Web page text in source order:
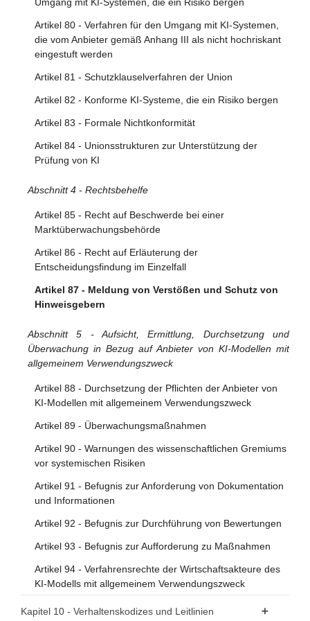
Artikel 25 - Verantwortlichkeiten entlang der KI-
Wertschöpfungskette
Artikel 26 - Pflichten der Betreiber von Hochrisiko-KI-
Systemen
Artikel 27 - Grundrechte-Folgenabschätzung für
Abschnitt 4 - Notifizierende Behörden und notifizierte
Stellen
Notifizierung
Artikel 31 - Anforderungen an notifizierte Stellen
Artikel 32 - Vermutung der Konformität mit den
Anforderungen an notifizierte Stellen
von Unteraufträgen
Artikel 34 - Operative Pflichten der notifizierten Stellen
Artikel 35 - Identifizierungsnummern und Verzeichnisse
notifizierter Stellen
Artikel 36 - Änderungen der Notifizierungen
Artikel 37 - Anfechtungen der Kompetenz notifizierter
Artikel 38 - Koordinierung der notifizierten Stellen
Artikel 39 - Konformitätsbewertungsstellen in Drittländern
Bescheinigungen, Registrierung
Artikel 40 - Harmonisierte Normen und
Normungsdokumente
Artikel 41 - Gemeinsame Spezifikationen
Artikel 80 - Verfahren für den Umgang mit KI-Systemen,
die vom Anbieter gemäß Anhang III als nicht hochriskant
eingestuft werden
Artikel 81 - Schutzklauselverfahren der Union
Artikel 82 - Konforme KI-Systeme, die ein Risiko bergen
Artikel 83 - Formale Nichtkonformität
Artikel 84 - Unionsstrukturen zur Unterstützung der
Prüfung von KI
Abschnitt 4 - Rechtsbehelfe
Artikel 85 - Recht auf Beschwerde bei einer
Marktüberwachungsbehörde
Artikel 86 - Recht auf Erläuterung der
Entscheidungsfindung im Einzelfall
Artikel 87 - Meldung von Verstößen und Schutz von
Hinweisgebern
Abschnitt 5 - Aufsicht, Ermittlung, Durchsetzung und
Überwachung in Bezug auf Anbieter von KI-Modellen mit
allgemeinem Verwendungszweck
Artikel 88 - Durchsetzung der Pflichten der Anbieter von
KI-Modellen mit allgemeinem Verwendungszweck
Artikel 89 - Überwachungsmaßnahmen
Artikel 90 - Warnungen des wissenschaftlichen Gremiums
vor systemischen Risiken
Artikel 91 - Befugnis zur Anforderung von Dokumentation
und Informationen
Artikel 92 - Befugnis zur Durchführung von Bewertungen
Artikel 93 - Befugnis zur Aufforderung zu Maßnahmen
Artikel 94 - Verfahrensrechte der Wirtschaftsakteure des
KI-Modells mit allgemeinem Verwendungszweck
Kapitel 10 - Verhaltenskodizes und Leitlinien